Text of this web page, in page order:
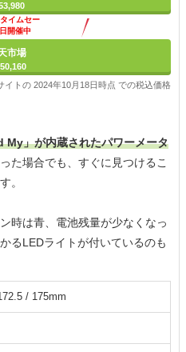
イムセー
開催中
市場
トの 2024年10月18日時点 での税込価格
」が内蔵されたパワーメータ
た場合でも、すぐに見つけるこ
。
時は青、電池残量が少なくなっ
るLEDライトが付いているのも
/ 175mm